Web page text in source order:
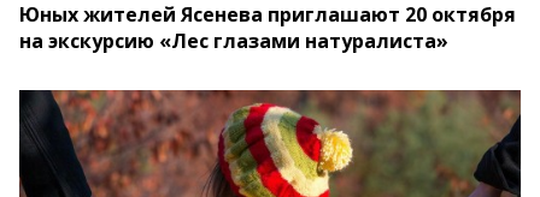
Юных жителей Ясенева приглашают 20 октября
на экскурсию «Лес глазами натуралиста»